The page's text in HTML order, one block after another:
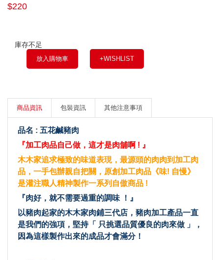
$220
庫存不足
放入購物車 +WISHLIST
商品資訊 包裝資訊 其他注意事項
品名 : 五花鹹豬肉
『加工肉品自己做，這才是肉舖啊 ! 』
木木家追求極致的味道表現，最源頭的肉肉到加工肉
品，一手包辦親自把關，原創加工肉品《味! 自慢》
是灌注職人精神製作一系列自傲商品 !
『肉好，就不需要過重的調味 ！』
以豬肉起家的木木家肉鋪三代店，豬肉加工產品一直
是我們的強項， 堅持「 只挑選品質優良的肉來做 」，
因為這樣製作出來的成品才會滿分！